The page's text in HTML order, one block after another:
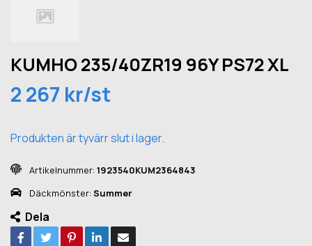
KUMHO 235/40ZR19 96Y PS72 XL
2 267 kr/st
Produkten är tyvärr slut i lager.
Artikelnummer: 1923540KUM2364843
Däckmönster: Summer
Dela